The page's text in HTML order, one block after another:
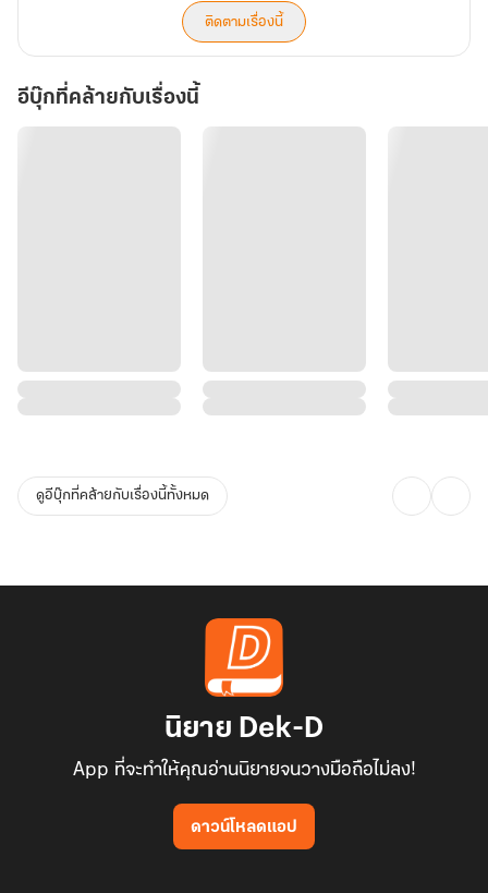
“ทางที่สองคืออะไรคะ”
“ทางที่สอง คือคุณหลินต้องให้ทายาทกับผมอีกคน ด้วยวิธีธรรมชาติ หลัง
จากคุณคลอด ผมในฐานะนายจ้าง จะไม่มารบกวนคุณอีกต่อไป ออกจาก
ชีวิตคุณตลอดกาล” รอยยิ้มการค้าปรากฏบนหน้าคมคร้ามอีกครั้ง
ติดตามเรื่องนี้
อีบุ๊กที่คล้ายกับเรื่องนี้
ดูอีบุ๊กที่คล้ายกับเรื่องนี้ทั้งหมด
นิยาย Dek-D
App ที่จะทำให้คุณอ่านนิยายจนวางมือถือไม่ลง!
ดาวน์โหลดแอป